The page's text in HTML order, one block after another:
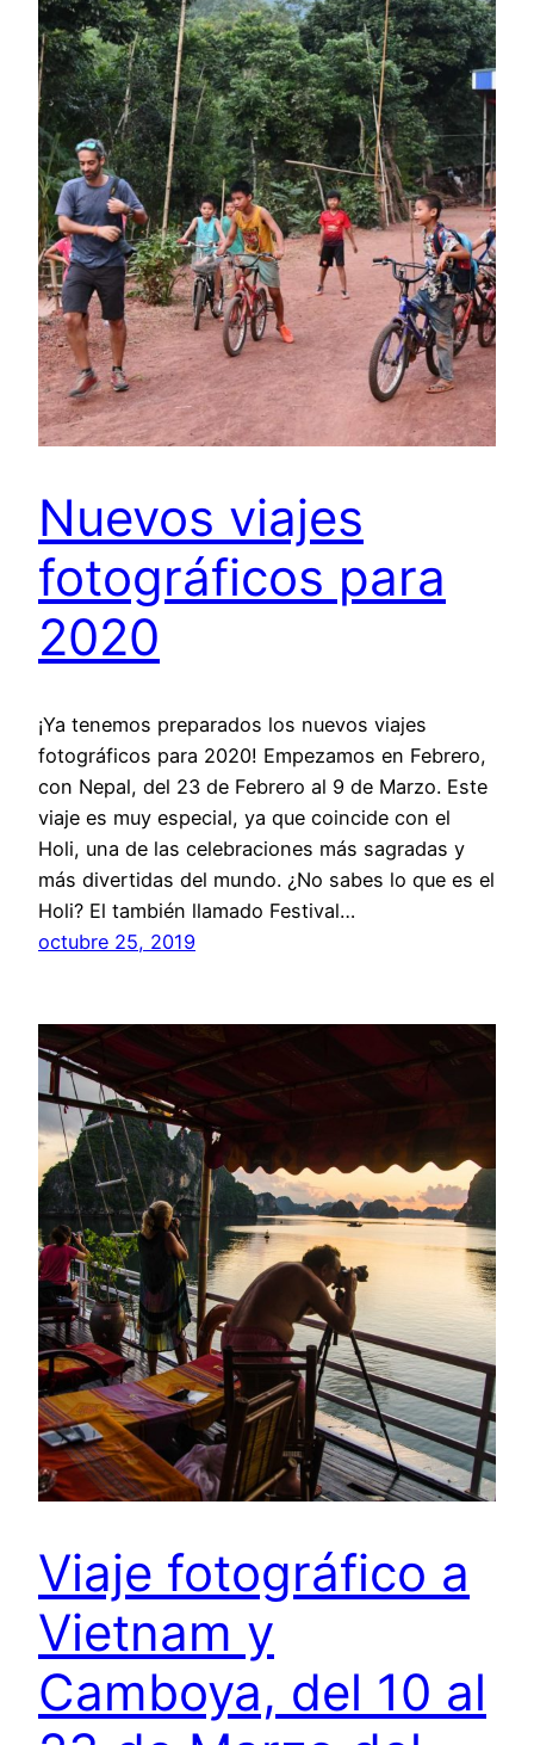
Nuevos viajes
fotográficos para
2020
¡Ya tenemos preparados los nuevos viajes
fotográficos para 2020! Empezamos en Febrero,
con Nepal, del 23 de Febrero al 9 de Marzo. Este
viaje es muy especial, ya que coincide con el
Holi, una de las celebraciones más sagradas y
más divertidas del mundo. ¿No sabes lo que es el
Holi? El también llamado Festival…
octubre 25, 2019
Viaje fotográfico a
Vietnam y
Camboya, del 10 al